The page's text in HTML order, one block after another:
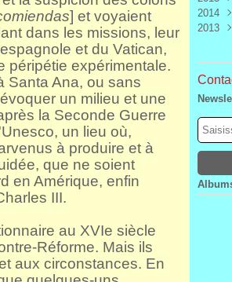
] et voyaient
dans les missions, leur
et du Vatican,
péripétie expérimentale.
Santa Ana, ou sans
un milieu et une
la Seconde Guerre
un lieu où,
à produire et à
que ne soient
en Amérique, enfin
III.
au XVIe siècle
Réforme. Mais ils
aux circonstances. En
Mars
Avril
Mars
Mai
Avril
Juin
Mai
Juin
Mars
Août
Avril
Août
Mai
Juin
Mai
Juin
Mai
Août
Juin
Mai
2014
Juin
Mai
2013